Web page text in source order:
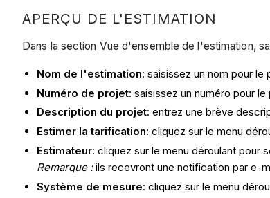
APERÇU DE L'ESTIMATION
Dans la section Vue d'ensemble de l'estimation,
Nom de l'estimation: saisissez un nom pour le
Numéro de projet: saisissez un numéro pour le
Description du projet: entrez une brève
Estimer la tarification: cliquez sur le menu
Estimateur: cliquez sur le menu déroulant pour
Remarque :ils recevront une notification par e-
Système de mesure: cliquez sur le menu